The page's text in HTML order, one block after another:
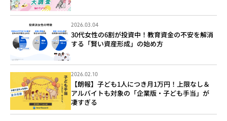
2026.03.04
30代女性の6割が投資中！教育資金の不安を解消
する「賢い資産形成」の始め方
2026.02.10
【朗報】子ども1人につき月1万円！上限なし＆
アルバイトも対象の「企業版・子ども手当」が
凄すぎる